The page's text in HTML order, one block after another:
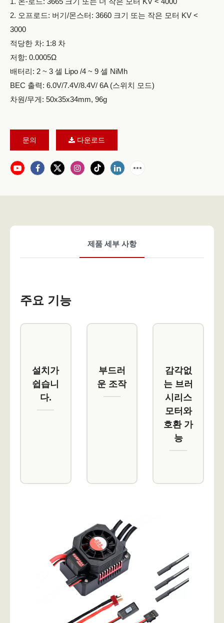
2. 오프로드: 버기/몬스터: 3660 크기 또는 작은 모터 KV <
3000
적당한 차: 1:8 차
저항: 0.0005Ω
배터리: 2 ~ 3 셀 Lipo /4 ~ 9 셀 NiMh
BEC 출력: 6.0V/7.4V/8.4V/ 6A (스위치 모드)
차원/무게: 50x35x34mm, 96g
문의 다운로드
제품 세부 사항
주요 기능
설치가
쉽습니
다.
부드러
운 조작
감각없
는 브러
시리스
모터와
호환 가
능